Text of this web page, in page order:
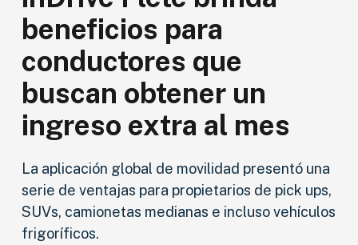
beneficios para
conductores que
buscan obtener un
ingreso extra al mes
La aplicación global de movilidad presentó una
serie de ventajas para propietarios de pick ups,
SUVs, camionetas medianas e incluso vehículos
frigoríficos.